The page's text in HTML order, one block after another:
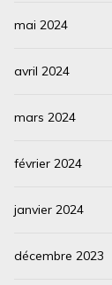
mai 2024
avril 2024
mars 2024
février 2024
janvier 2024
décembre 2023